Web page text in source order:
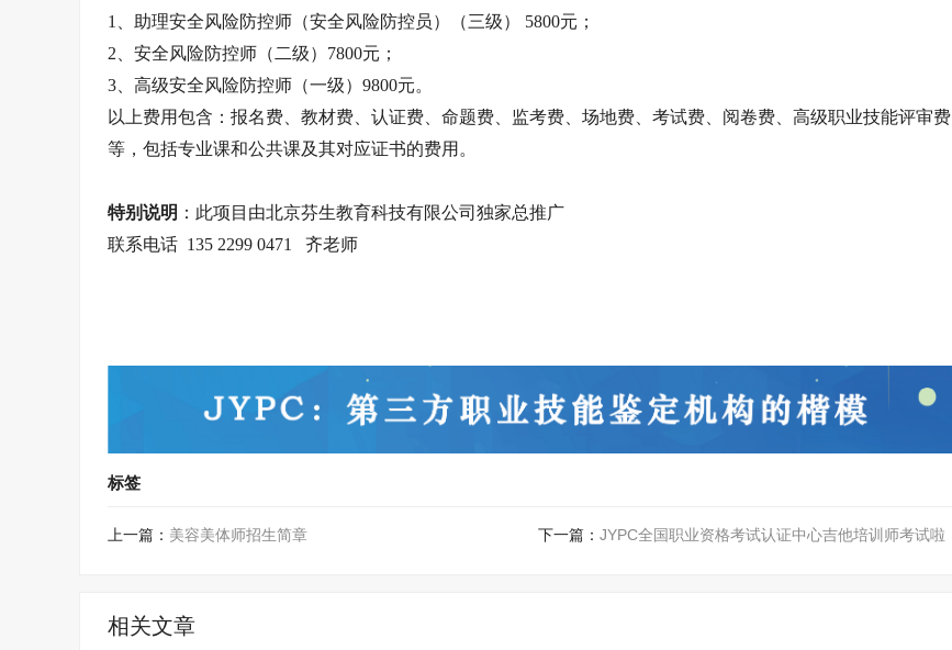
1、助理安全风险防控师（安全风险防控员）（三级） 5800元；
2、安全风险防控师（二级）7800元；
3、高级安全风险防控师（一级）9800元。
以上费用包含：报名费、教材费、认证费、命题费、监考费、场地费、考试费、阅卷费、高级职业技能评审费
等，包括专业课和公共课及其对应证书的费用。
特别说明 ：此项目由北京芬生教育科技有限公司独家总推广
联系电话 135 2299 0471 齐老师
标签
上一篇： 美容美体师招生简章 下一篇： JYPC全国职业资格考试认证中心吉他培训师考试啦
相关文章